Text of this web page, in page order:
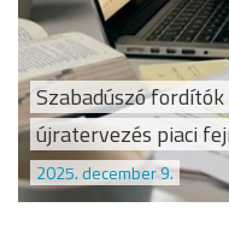
Szabadúszó fordítók
újratervezés piaci
2025. december 9.